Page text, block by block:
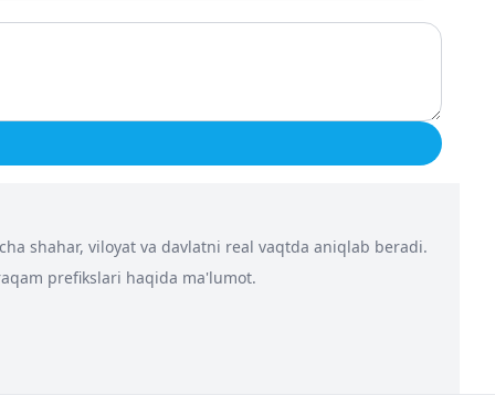
shahar, viloyat va davlatni real vaqtda aniqlab beradi.
prefikslari haqida ma'lumot.